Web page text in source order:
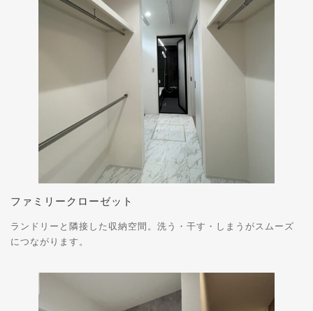
ファミリークローゼット
ランドリーと隣接した収納空間。洗う・干す・しまうがスムーズ
につながります。